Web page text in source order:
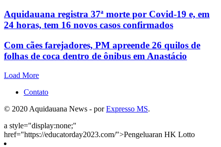
Aquidauana registra 37ª morte por Covid-19 e, em
24 horas, tem 16 novos casos confirmados
Com cães farejadores, PM apreende 26 quilos de
folhas de coca dentro de ônibus em Anastácio
Load More
Contato
© 2020 Aquidauana News - porExpresso MS.
a style="display:none;"
href="https://educatorday2023.com/">Pengeluaran HK Lotto